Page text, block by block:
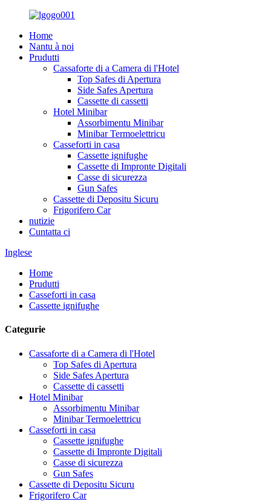
Home
Nantu à noi
Prudutti
Cassaforte di a Camera di l'Hotel
Top Safes di Apertura
Side Safes Apertura
Cassette di cassetti
Hotel Minibar
Assorbimentu Minibar
Minibar Termoelettricu
Casseforti in casa
Cassette ignifughe
Cassette di Impronte Digitali
Casse di sicurezza
Gun Safes
Cassette di Depositu Sicuru
Frigorifero Car
nutizie
Cuntatta ci
Inglese
Home
Prudutti
Casseforti in casa
Cassette ignifughe
Categurie
Cassaforte di a Camera di l'Hotel
Top Safes di Apertura
Side Safes Apertura
Cassette di cassetti
Hotel Minibar
Assorbimentu Minibar
Minibar Termoelettricu
Casseforti in casa
Cassette ignifughe
Cassette di Impronte Digitali
Casse di sicurezza
Gun Safes
Cassette di Depositu Sicuru
Frigorifero Car